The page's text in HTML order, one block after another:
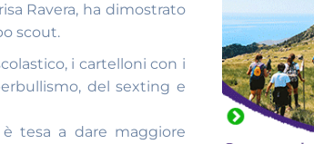
Ravera, ha dimostrato
scout.
i cartelloni con i
del sexting e
è tesa a dare maggiore